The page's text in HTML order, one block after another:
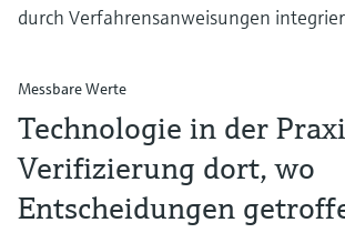
durch Verfahrensanweisungen
Messbare Werte
Technologie in der
Verifizierung dort, wo
Entscheidungen